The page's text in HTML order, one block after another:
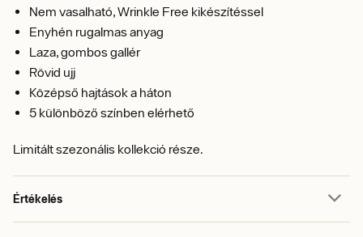
Nem vasalható, Wrinkle Free kikészítéssel
Enyhén rugalmas anyag
Laza, gombos gallér
Rövid ujj
Középső hajtások a háton
5 különböző színben elérhető
Limitált szezonális kollekció része.
Értékelés